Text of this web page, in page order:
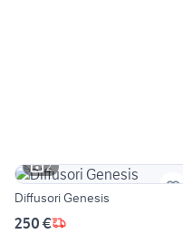
2
Diffusori Genesis
250 €